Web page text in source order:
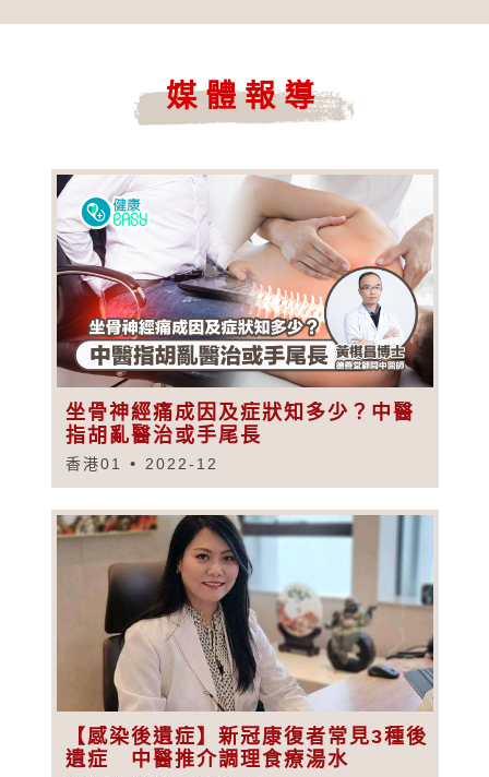
媒體報導
坐骨神經痛成因及症狀知多少？中醫
指胡亂醫治或手尾長
香港01 2022-12
【感染後遺症】新冠康復者常見3種後
遺症 中醫推介調理食療湯水